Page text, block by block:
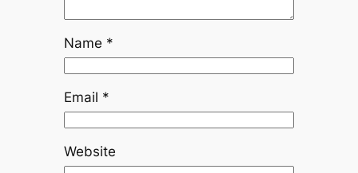
Name *
Email *
Website